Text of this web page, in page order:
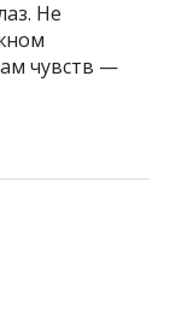
Не
чувств —